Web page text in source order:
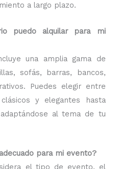
a largo plazo.
puedo alquilar para mi
una amplia gama de
sofás, barras, bancos,
Puedes elegir entre
y elegantes hasta
al tema de tu
para mi evento?
el tipo de evento, el